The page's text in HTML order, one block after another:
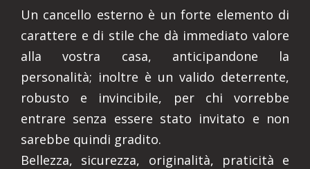
Un cancello esterno è un forte elemento di
carattere e di stile che dà immediato valore
alla vostra casa, anticipandone la
personalità; inoltre è un valido deterrente,
robusto e invincibile, per chi vorrebbe
entrare senza essere stato invitato e non
sarebbe quindi gradito.
Bellezza, sicurezza, originalità, praticità e